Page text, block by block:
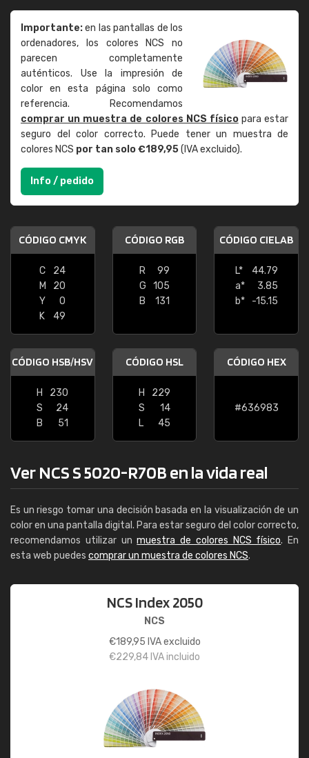
Importante:en las pantallas de los
ordenadores, los colores NCS no
parecen completamente
auténticos. Use la impresión de
color en esta página solo como
referencia. Recomendamos
comprar un muestra de colores NCS físicopara estar
seguro del color correcto. Puede tener un muestra de
colores NCS por tan solo €189,95(IVA excluido).
Info / pedido
CÓDIGO CMYK
C
24
M
20
Y
0
K
49
CÓDIGO RGB
R
99
G
105
B
131
CÓDIGO CIELAB
L*
44.79
a*
3.85
b*
-15.15
CÓDIGO HSB/HSV
H
230
S
24
B
51
CÓDIGO HSL
H
229
S
14
L
45
CÓDIGO HEX
#636983
Ver NCS S 5020-R70B en la vida real
Es un riesgo tomar una decisión basada en la visualización de un
color en una pantalla digital. Para estar seguro del color correcto,
recomendamos utilizar unmuestra de colores NCS físico. En
esta web puedes comprar un muestra de colores NCS.
NCS Index 2050
NCS
€189,95 IVA excluido
€229,84 IVA incluido